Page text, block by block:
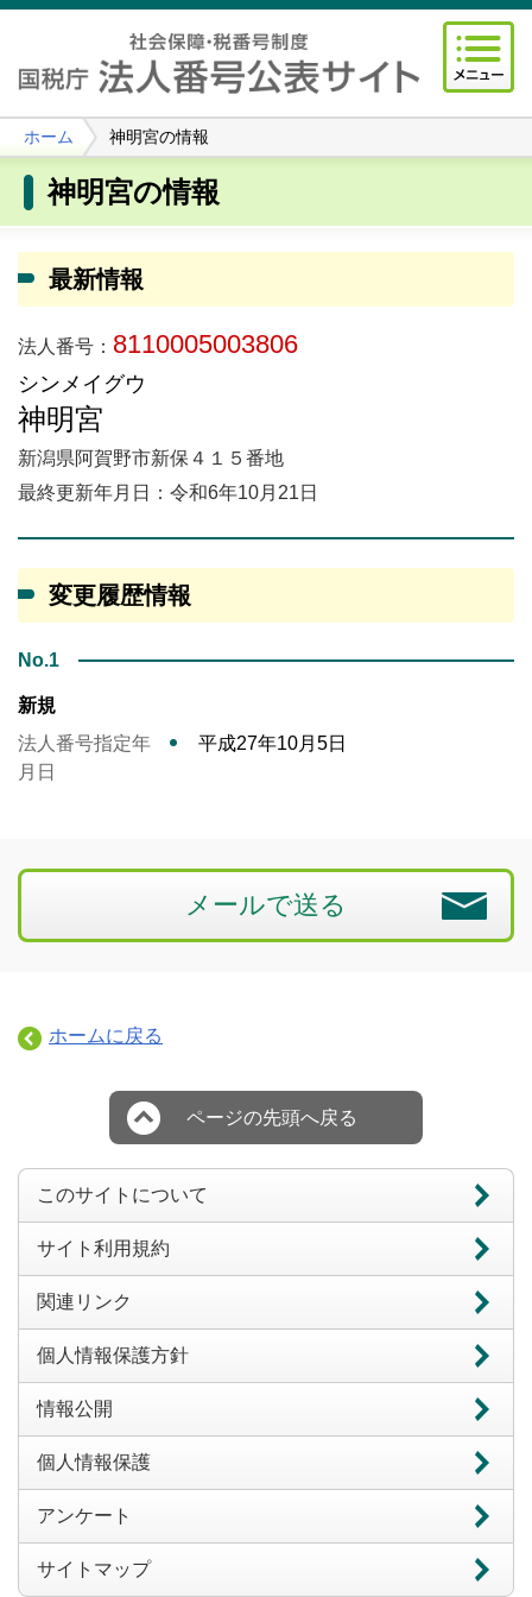
ホーム 神明宮の情報
神明宮の情報
最新情報
法人番号： 8110005003806
シンメイグウ
神明宮
新潟県阿賀野市新保４１５番地
最終更新年月日：令和6年10月21日
変更履歴情報
No.1
新規
法人番号指定年
月日
平成27年10月5日
メールで送る
ホームに戻る
ページの先頭へ戻る
このサイトについて
サイト利用規約
関連リンク
個人情報保護方針
情報公開
個人情報保護
アンケート
サイトマップ